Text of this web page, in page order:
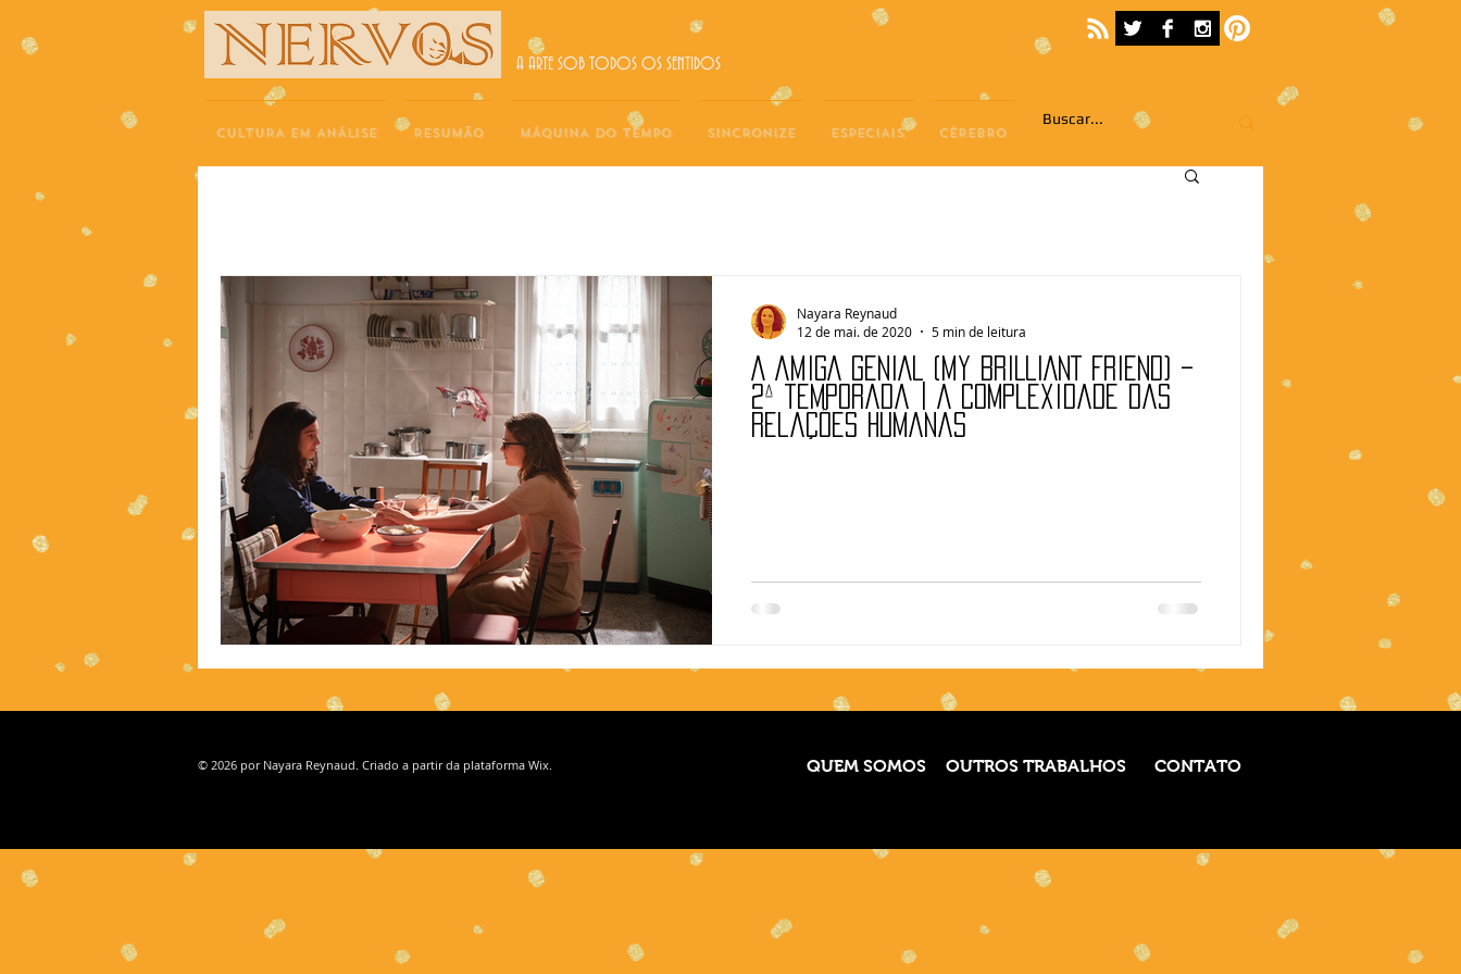
NERVOS A ARTE SOB TODOS OS SENTIDOS
CULTURA EM ANÁLISE RESUMÃO MÁQUINA DO TEMPO SINCRONIZE ESPECIAIS CÉREBRO
A AMIGA GENIAL (MY BRILLIANT FRIEND) –
2ª temporada | A complexidade das
relações humanas
Nayara Reynaud
12 de mai. de 2020
5 min de leitura
© 2026 por Nayara Reynaud. Criado a partir da plataforma Wix. QUEM SOMOS OUTROS TRABALHOS CONTATO